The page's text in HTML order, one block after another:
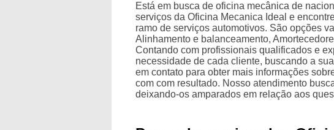
Está em busca de oficina mecânica de
serviços da Oficina Mecanica Ideal e
ramo de serviços automotivos. São opções
Alinhamento e balanceamento,
Contando com profissionais qualificados e
necessidade de cada cliente, buscando a
em contato para obter mais informações
com com resultado. Nosso atendimento
deixando-os amparados em relação aos